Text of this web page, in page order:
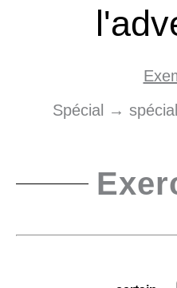
Spécial → spécial